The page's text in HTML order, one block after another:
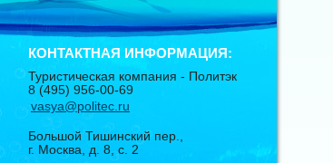
КОНТАКТНАЯ ИНФОРМАЦИЯ:
Туристическая компания - Политэк
8 (495) 956-00-69
vasya@politec.ru
Большой Тишинский пер.,
г. Москва
д. 8, с. 2